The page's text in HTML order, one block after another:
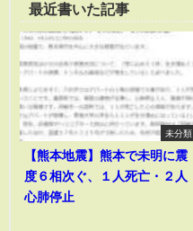
最近書いた記事
未分類
【熊本地震】熊本で未明に震
度６相次ぐ、１人死亡・２人
心肺停止